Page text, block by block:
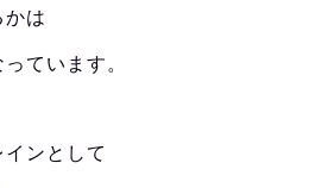
かは
ています。
ンとして